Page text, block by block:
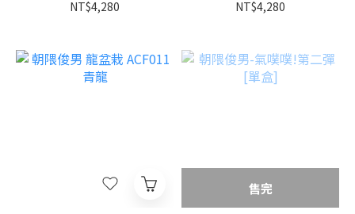
NT$4,280
NT$4,280
售完